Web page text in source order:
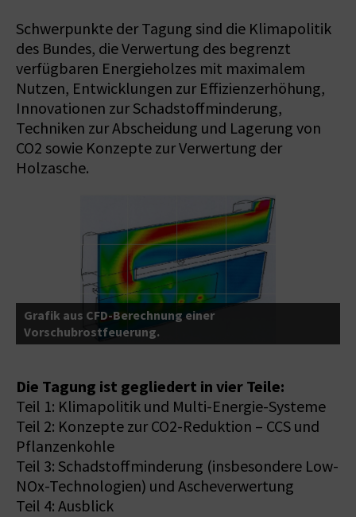
Schwerpunkte der Tagung sind die Klimapolitik
des Bundes, die Verwertung des begrenzt
verfügbaren Energieholzes mit maximalem
Nutzen, Entwicklungen zur Effizienzerhöhung,
Innovationen zur Schadstoffminderung,
Techniken zur Abscheidung und Lagerung von
CO2 sowie Konzepte zur Verwertung der
Holzasche.
Grafik aus CFD-Berechnung einer
Vorschubrostfeuerung.
Die Tagung ist gegliedert in vier Teile:
Teil 1: Klimapolitik und Multi-Energie-Systeme
Teil 2: Konzepte zur CO2-Reduktion – CCS und
Pflanzenkohle
Teil 3: Schadstoffminderung (insbesondere Low-
NOx-Technologien) und Ascheverwertung
Teil 4: Ausblick